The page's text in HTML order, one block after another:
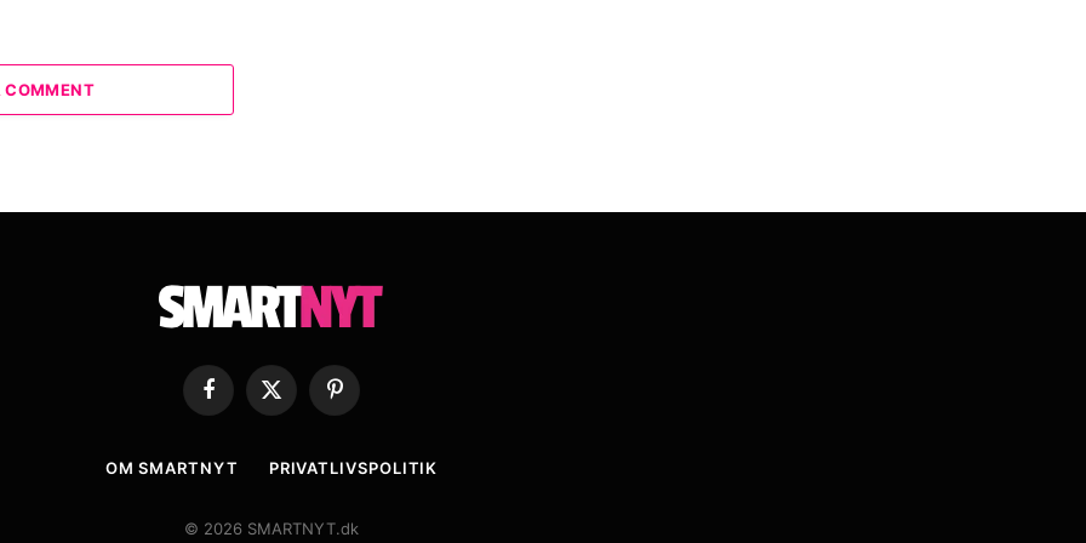
COMMENT
Facebook
X
(Twitter)
Pinterest
OM SMARTNYT PRIVATLIVSPOLITIK
© 2026 SMARTNYT.dk